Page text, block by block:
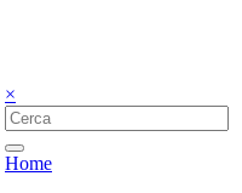
×
Home